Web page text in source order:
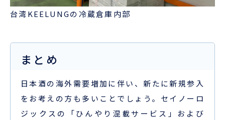
台湾KEELUNGの冷蔵倉庫内部
まとめ
日本酒の海外需要増加に伴い、新たに新規参入
をお考えの方も多いことでしょう。セイノーロ
ジックスの「ひんやり混載サービス」および